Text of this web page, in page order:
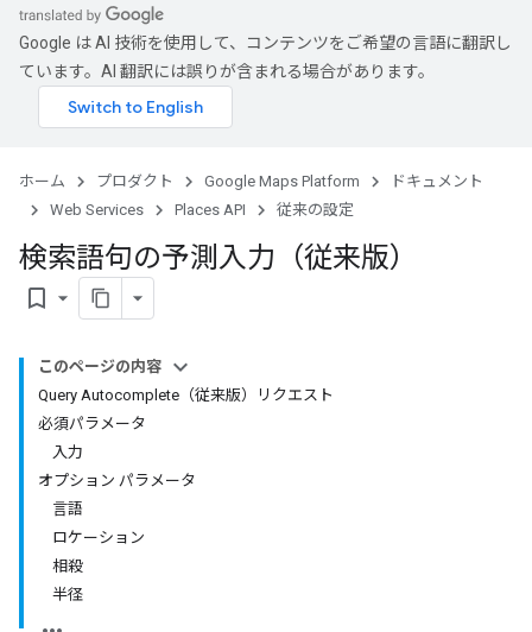
Google は AI 技術を使用して、コンテンツをご希望の言語に翻訳し
ています。AI 翻訳には誤りが含まれる場合があります。
ホーム プロダクト Google Maps Platform
ドキュメント
Web Services
Places API 従来の設定
検索語句の予測入力（従来版）
bookmark_border
このページの内容
Query Autocomplete（従来版）リクエスト
必須パラメータ
入力
オプション パラメータ
言語
ロケーション
相殺
半径